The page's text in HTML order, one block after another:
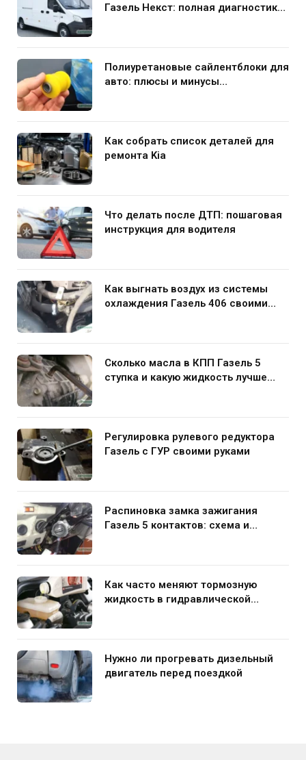
Газель Некст: полная диагностика
Полиуретановые сайлентблоки для
авто: плюсы и минусы
Как собрать список деталей для
ремонта Kia
Что делать после ДТП: пошаговая
инструкция для водителя
Как выгнать воздух из системы
охлаждения Газель 406 своими
Сколько масла в КПП Газель 5
ступка и какую жидкость лучше
Регулировка рулевого редуктора
Газель с ГУР своими руками
Распиновка замка зажигания
Газель 5 контактов: схема и
Как часто меняют тормозную
жидкость в гидравлической
Нужно ли прогревать дизельный
двигатель перед поездкой